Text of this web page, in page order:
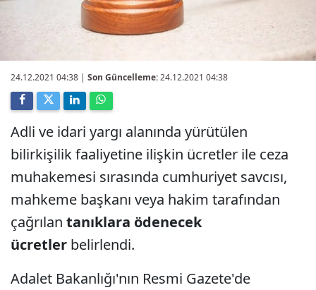
24.12.2021 04:38 | Son Güncelleme:24.12.2021 04:38
Adli ve idari yargı alanında yürütülen
bilirkişilik faaliyetine ilişkin ücretler ile ceza
muhakemesi sırasında cumhuriyet savcısı,
mahkeme başkanı veya hakim tarafından
çağrılan tanıklara ödenecek
ücretler belirlendi.
Adalet Bakanlığı'nın Resmi Gazete'de